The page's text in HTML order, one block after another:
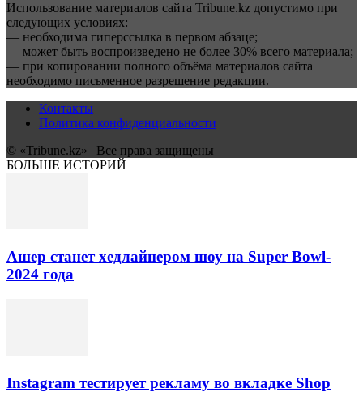
Использование материалов сайта Tribune.kz допустимо при
следующих условиях:
— необходима гиперссылка в первом абзаце;
— может быть воспроизведено не более 30% всего материала;
— при копировании полного объёма материалов сайта
необходимо письменное разрешение редакции.
Контакты
Политика конфиденциальности
© «Tribune.kz» | Все права защищены
БОЛЬШЕ ИСТОРИЙ
Ашер станет хедлайнером шоу на Super Bowl-
2024 года
Instagram тестирует рекламу во вкладке Shop